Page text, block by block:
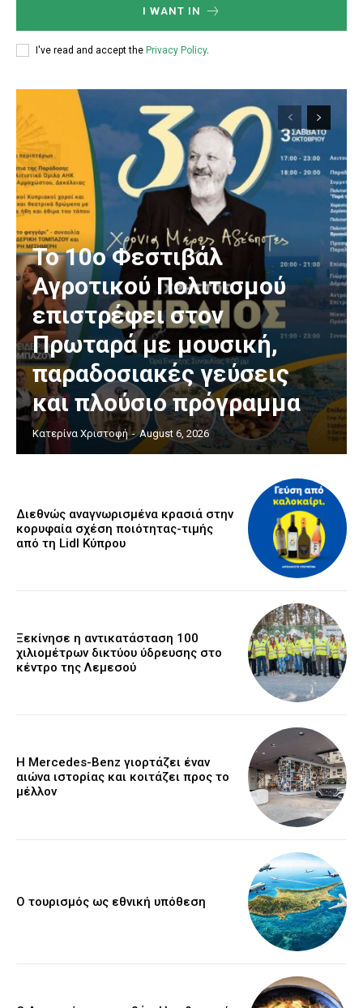
I WANT IN
I've read and accept the Privacy Policy.
Το 10ο Φεστιβάλ
Αγροτικού Πολιτισμού
επιστρέφει στον
Πρωταρά με μουσική,
παραδοσιακές γεύσεις
και πλούσιο πρόγραμμα
Κατερίνα Χριστοφή - August 6, 2026
Διεθνώς αναγνωρισμένα κρασιά στην
κορυφαία σχέση ποιότητας-τιμής
από τη Lidl Κύπρου
Ξεκίνησε η αντικατάσταση 100
χιλιομέτρων δικτύου ύδρευσης στο
κέντρο της Λεμεσού
Η Mercedes-Benz γιορτάζει έναν
αιώνα ιστορίας και κοιτάζει προς το
μέλλον
Ο τουρισμός ως εθνική υπόθεση